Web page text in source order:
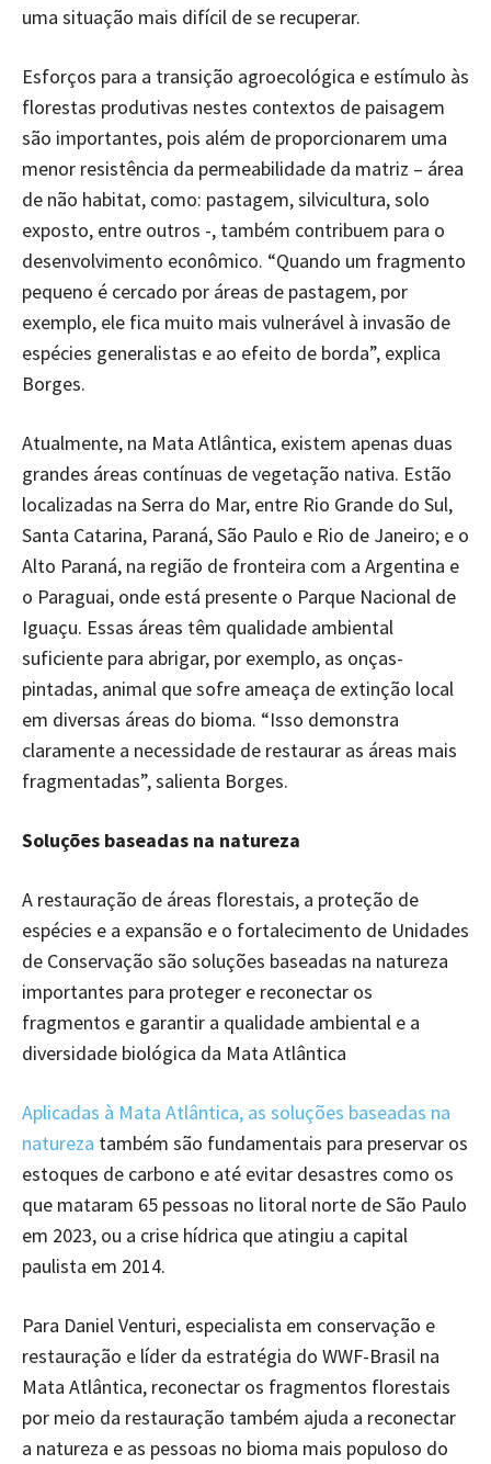
uma situação mais difícil de se recuperar.
Esforços para a transição agroecológica e estímulo às
florestas produtivas nestes contextos de paisagem
são importantes, pois além de proporcionarem uma
menor resistência da permeabilidade da matriz – área
de não habitat, como: pastagem, silvicultura, solo
exposto, entre outros -, também contribuem para o
desenvolvimento econômico. “Quando um fragmento
pequeno é cercado por áreas de pastagem, por
exemplo, ele fica muito mais vulnerável à invasão de
espécies generalistas e ao efeito de borda”, explica
Borges.
Atualmente, na Mata Atlântica, existem apenas duas
grandes áreas contínuas de vegetação nativa. Estão
localizadas na Serra do Mar, entre Rio Grande do Sul,
Santa Catarina, Paraná, São Paulo e Rio de Janeiro; e o
Alto Paraná, na região de fronteira com a Argentina e
o Paraguai, onde está presente o Parque Nacional de
Iguaçu. Essas áreas têm qualidade ambiental
suficiente para abrigar, por exemplo, as onças-
pintadas, animal que sofre ameaça de extinção local
em diversas áreas do bioma. “Isso demonstra
claramente a necessidade de restaurar as áreas mais
fragmentadas”, salienta Borges.
Soluções baseadas na natureza
A restauração de áreas florestais, a proteção de
espécies e a expansão e o fortalecimento de Unidades
de Conservação são soluções baseadas na natureza
importantes para proteger e reconectar os
fragmentos e garantir a qualidade ambiental e a
diversidade biológica da Mata Atlântica
Aplicadas à Mata Atlântica, as soluções baseadas na
natureza também são fundamentais para preservar os
estoques de carbono e até evitar desastres como os
que mataram 65 pessoas no litoral norte de São Paulo
em 2023, ou a crise hídrica que atingiu a capital
paulista em 2014.
Para Daniel Venturi, especialista em conservação e
restauração e líder da estratégia do WWF-Brasil na
Mata Atlântica, reconectar os fragmentos florestais
por meio da restauração também ajuda a reconectar
a natureza e as pessoas no bioma mais populoso do